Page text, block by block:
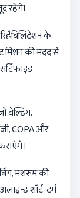
रहेंगे।
के
मिशन की मदद से
वेल्डिंग,
COPA और
मशरूम की
शॉर्ट-टर्म